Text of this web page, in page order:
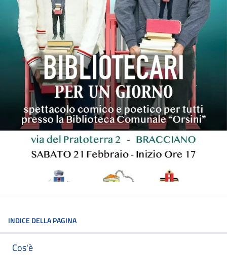
INDICE DELLA PAGINA
Cos'è